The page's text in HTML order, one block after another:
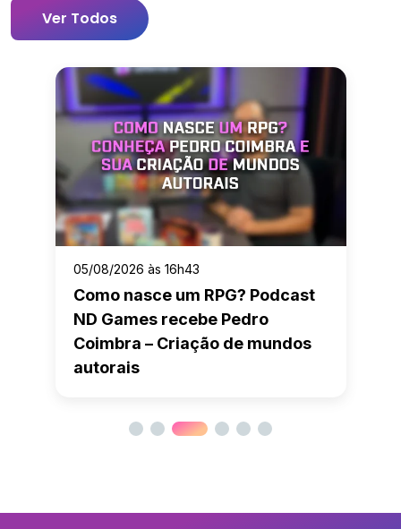
Ver Todos
05/08/2026 às 16h43
Como nasce um RPG? Podcast
ND Games recebe Pedro
Coimbra – Criação de mundos
autorais